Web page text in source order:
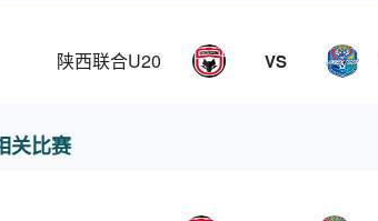
陕西联合U20 VS
关比赛